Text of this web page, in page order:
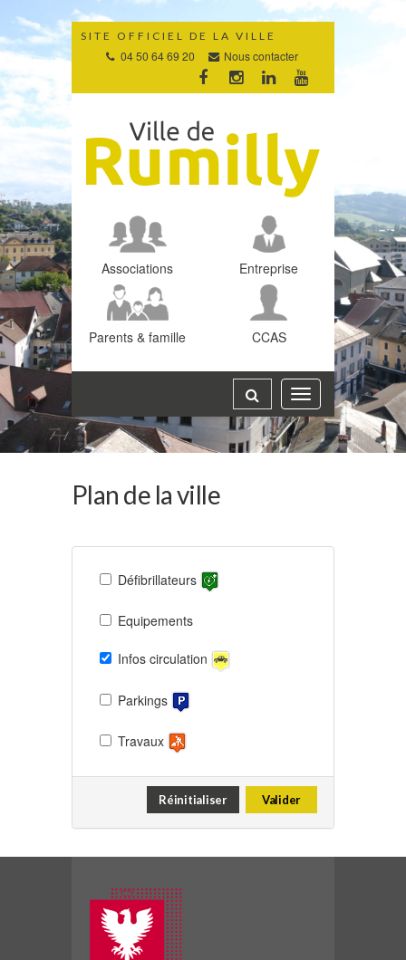
Gestion des traceurs
SITE OFFICIEL DE LA VILLE
04 50 64 69 20 Nous contacter
Lien
vers
compte
Facebook
Lien
vers
compte
Instagram
Lien
vers
compte
Linkedin
vers
Youtube
Associations Entreprise
Parents & famille CCAS
Toggle
navigation
Plan de la ville
Défibrillateurs
Equipements
Infos circulation
Parkings
Travaux
Réinitialiser